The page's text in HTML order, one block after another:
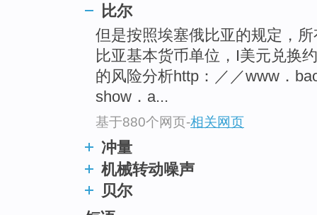
比尔
但是按照埃塞俄比亚的规定，
比亚基本货币单位，I美元兑换
的风险分析http：／／www．
show．a...
基于880个网页-相关网页
冲量
机械转动噪声
贝尔